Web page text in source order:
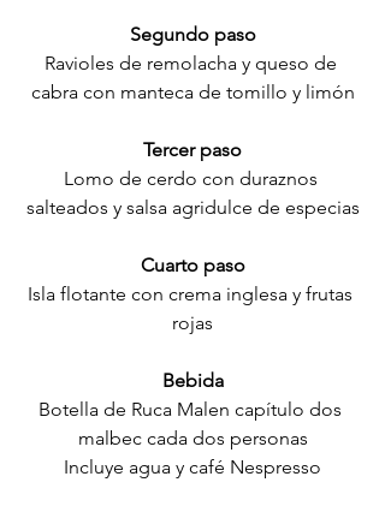
Segundo paso
Ravioles de remolacha y queso de
cabra con manteca de tomillo y limón
Tercer paso
Lomo de cerdo con duraznos
salteados y salsa agridulce de especias
Cuarto paso
Isla flotante con crema inglesa y frutas
rojas
Bebida
Botella de Ruca Malen capítulo dos
malbec cada dos personas
Incluye agua y café Nespresso